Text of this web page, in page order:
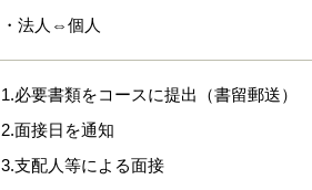
・法人⇔個人
1.必要書類をコースに提出（書留郵送）
2.面接日を通知
3.支配人等による面接